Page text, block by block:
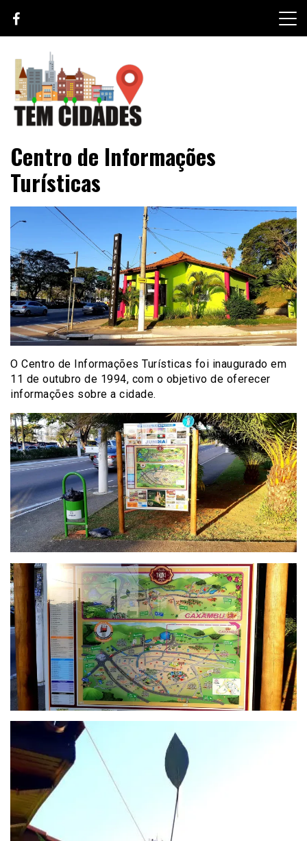
content
TEM CIDADES
Centro de Informações
Turísticas
O Centro de Informações Turísticas foi inaugurado em
11 de outubro de 1994, com o objetivo de oferecer
informações sobre a cidade.